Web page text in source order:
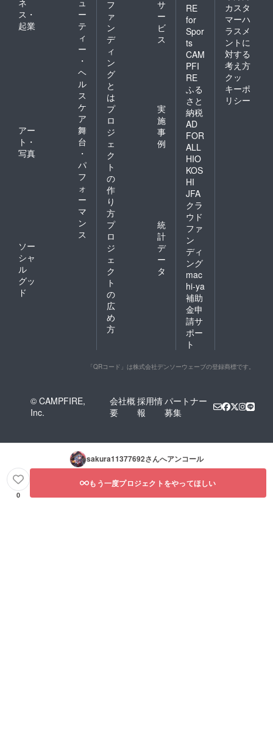
ス・
起業
ー
テ
ィ
ー
・
ヘ
ル
ス
ケ
ア
アー
ト・
写真
舞
台
・
パ
フ
ォ
ー
マ
ン
ス
ソー
シャ
ル
グッ
ド
フ
ァ
ン
デ
ィ
ン
グ
と
は
サ
ー
ビ
ス
プ
ロ
ジ
ェ
ク
ト
の
作
り
方
実
施
事
例
プ
ロ
ジ
ェ
ク
ト
の
広
め
方
統
計
デ
ー
タ
RE
for
Spor
ts
CAM
PFI
RE
ふる
さと
納税
AD
FOR
ALL
HIO
KOS
HI
JFA
クラ
ウド
ファ
ン
ディ
ング
mac
hi-ya
補助
金申
請サ
ポー
ト
カスタ
マーハ
ラスメ
ントに
対する
考え方
クッ
キーポ
リシー
「QRコード」は株式会社デンソーウェーブの登録商標です。
© CAMPFIRE,
Inc.
会社概
要
採用情
報
パートナー
募集
sakura11377692さんへアンコール
0
もう一度プロジェクトをやってほしい